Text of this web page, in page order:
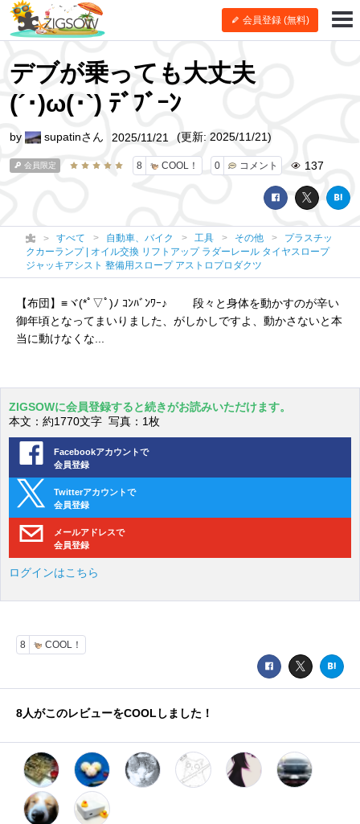
会員登録 (無料)
デブが乗っても大丈夫
(´･)ω(･`) ﾃﾞﾌﾞｰﾝ
会員限定 8 COOL！ 0 コメント 137
by supatinさん 2025/11/21 (更新: 2025/11/21)
すべて 自動車、バイク 工具 その他
プラスチッ
クカーランプ | オイル交換 リフトアップ ラダーレール タイヤスロープ
ジャッキアシスト 整備用スロープ アストロプロダクツ
【布団】≡ヾ(*ﾟ▽ﾟ)ﾉ ｺﾝﾊﾞﾝﾜｰ♪ 段々と身体を動かすのが辛い
御年頃となってまいりました、がしかしですよ、動かさないと本
当に動けなくな...
ZIGSOWに会員登録すると続きがお読みいただけます。
本文：約1770文字 写真：1枚
Facebookアカウントで
会員登録
Twitterアカウントで
会員登録
メールアドレスで
会員登録
ログインはこちら
8 COOL！
8人がこのレビューをCOOLしました！